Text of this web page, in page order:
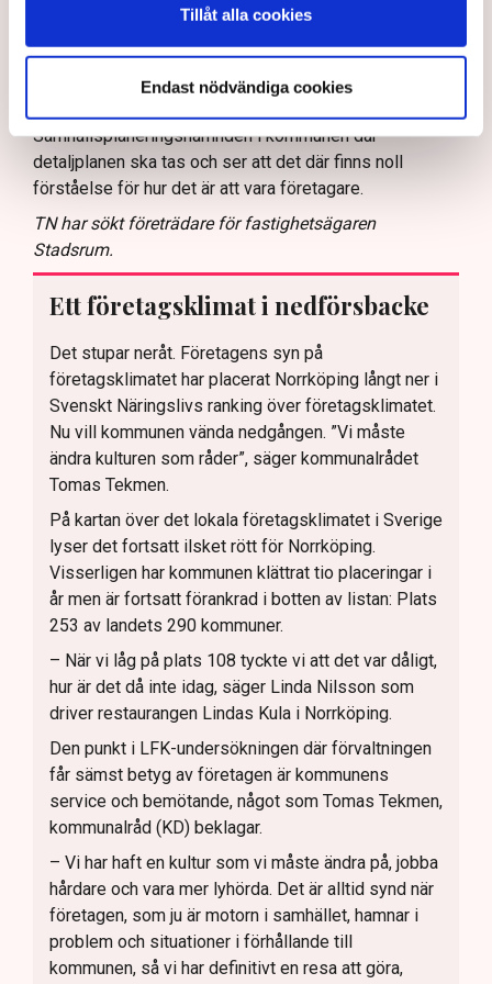
Tillåt alla cookies
Endast nödvändiga cookies
mig åt allt diskuterande fram och tillbaka där det verkar
som att den ena delen av förvaltningen inte vet vad den
Samhällsplaneringsnämnden i kommunen där
detaljplanen ska tas och ser att det där finns noll
förståelse för hur det är att vara företagare.
TN har sökt företrädare för fastighetsägaren
Stadsrum.
Ett företagsklimat i nedförsbacke
Det stupar neråt. Företagens syn på
företagsklimatet har placerat Norrköping långt ner i
Svenskt Näringslivs ranking över företagsklimatet.
Nu vill kommunen vända nedgången. ”Vi måste
ändra kulturen som råder”, säger kommunalrådet
Tomas Tekmen.
På kartan över det lokala företagsklimatet i Sverige
lyser det fortsatt ilsket rött för Norrköping.
Visserligen har kommunen klättrat tio placeringar i
år men är fortsatt förankrad i botten av listan: Plats
253 av landets 290 kommuner.
– När vi låg på plats 108 tyckte vi att det var dåligt,
hur är det då inte idag, säger Linda Nilsson som
driver restaurangen Lindas Kula i Norrköping.
Den punkt i LFK-undersökningen där förvaltningen
får sämst betyg av företagen är kommunens
service och bemötande, något som Tomas Tekmen,
kommunalråd (KD) beklagar.
– Vi har haft en kultur som vi måste ändra på, jobba
hårdare och vara mer lyhörda. Det är alltid synd när
företagen, som ju är motorn i samhället, hamnar i
problem och situationer i förhållande till
kommunen, så vi har definitivt en resa att göra,